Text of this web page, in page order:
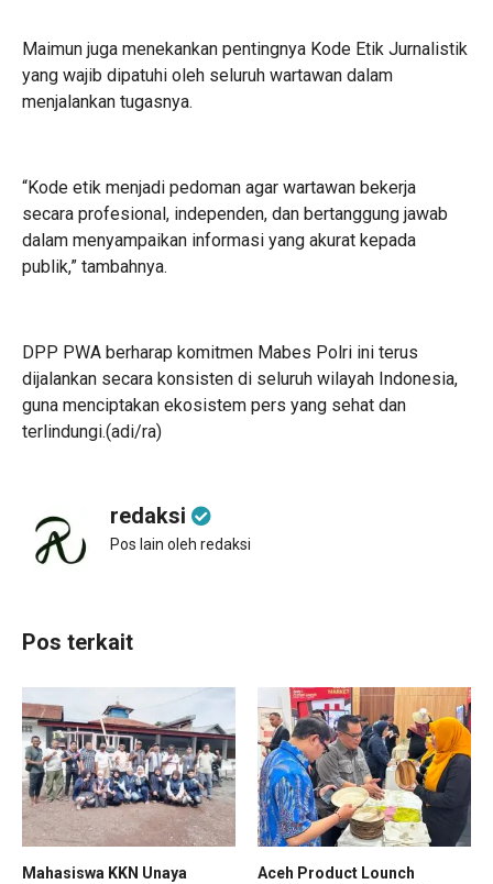
Maimun juga menekankan pentingnya Kode Etik Jurnalistik
yang wajib dipatuhi oleh seluruh wartawan dalam
menjalankan tugasnya.
“Kode etik menjadi pedoman agar wartawan bekerja
secara profesional, independen, dan bertanggung jawab
dalam menyampaikan informasi yang akurat kepada
publik,” tambahnya.
DPP PWA berharap komitmen Mabes Polri ini terus
dijalankan secara konsisten di seluruh wilayah Indonesia,
guna menciptakan ekosistem pers yang sehat dan
terlindungi.(adi/ra)
redaksi
Pos lain oleh redaksi
Pos terkait
Mahasiswa KKN Unaya
Aceh Product Lounch